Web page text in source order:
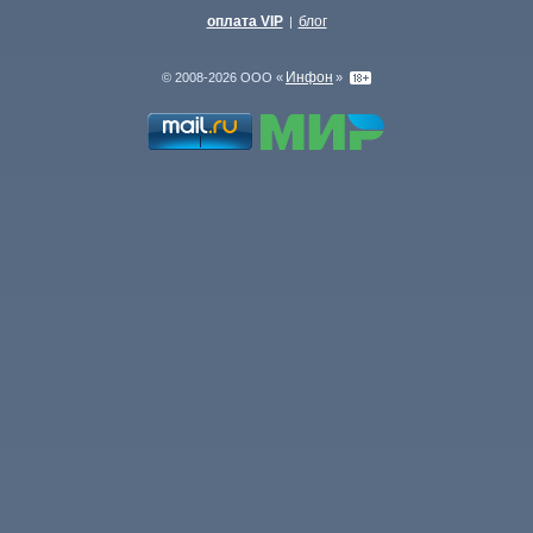
оплата VIP | блог
© 2008-2026 ООО « Инфон »